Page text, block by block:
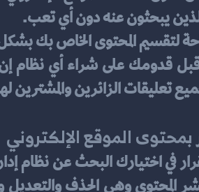
يبحثون عنه دون أي تعب.
تعليقات الزائرين والمشترين
بمحتوى الموقع الإلكتروني